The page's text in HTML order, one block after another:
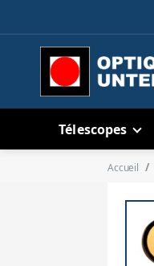
Télescopes
Accueil